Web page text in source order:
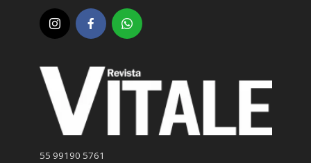
55 99190 5761